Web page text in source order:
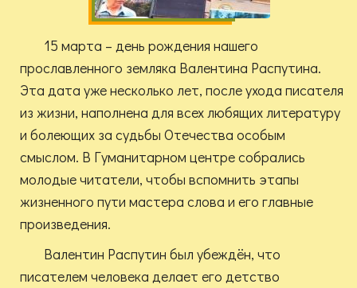
15 марта – день рождения нашего
прославленного земляка Валентина Распутина.
Эта дата уже несколько лет, после ухода писателя
из жизни, наполнена для всех любящих литературу
и болеющих за судьбы Отечества особым
смыслом. В Гуманитарном центре собрались
молодые читатели, чтобы вспомнить этапы
жизненного пути мастера слова и его главные
произведения.
Валентин Распутин был убеждён, что
писателем человека делает его детство